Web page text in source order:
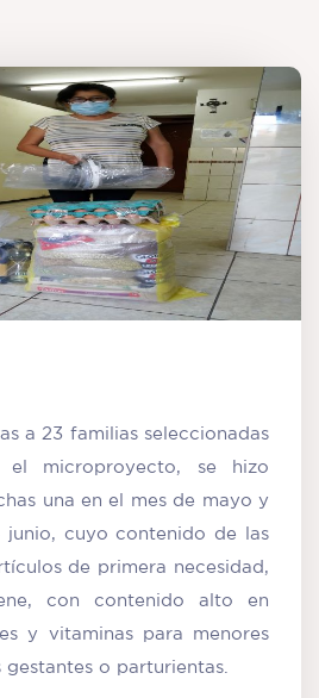
a 23 familias seleccionadas
el microproyecto, se hizo
una en el mes de mayo y
cuyo contenido de las
de primera necesidad,
con contenido alto en
y vitaminas para menores
o parturientas.